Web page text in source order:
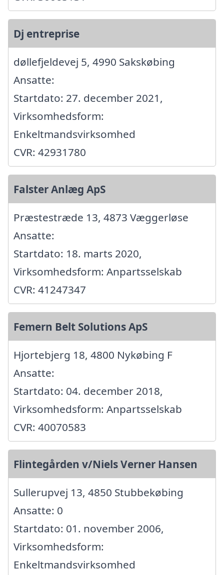
Dj entreprise
døllefjeldevej 5, 4990 Sakskøbing
Ansatte:
Startdato: 27. december 2021,
Virksomhedsform:
Enkeltmandsvirksomhed
CVR: 42931780
Falster Anlæg ApS
Præstestræde 13, 4873 Væggerløse
Ansatte:
Startdato: 18. marts 2020,
Virksomhedsform: Anpartsselskab
CVR: 41247347
Femern Belt Solutions ApS
Hjortebjerg 18, 4800 Nykøbing F
Ansatte:
Startdato: 04. december 2018,
Virksomhedsform: Anpartsselskab
CVR: 40070583
Flintegården v/Niels Verner Hansen
Sullerupvej 13, 4850 Stubbekøbing
Ansatte: 0
Startdato: 01. november 2006,
Virksomhedsform:
Enkeltmandsvirksomhed